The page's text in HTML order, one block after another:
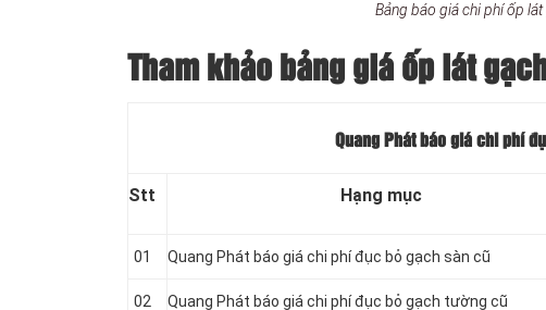
Bảng báo giá chi phí ốp
Tham khảo bảng giá ốp lát
Quang Phát báo giá chi phí
Stt Hạng mục
01 Quang Phát báo giá chi phí đục bỏ gạch sàn cũ
02 Quang Phát báo giá chi phí đục bỏ gạch tường cũ